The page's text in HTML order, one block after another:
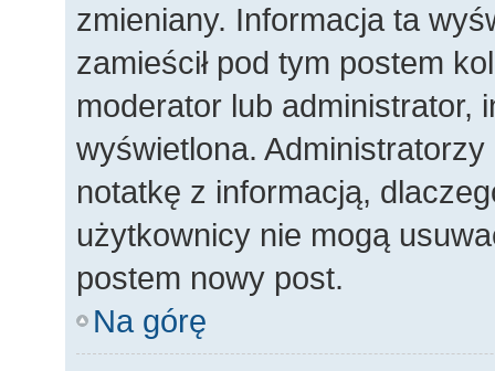
zmieniany. Informacja ta
zamieścił pod tym postem
moderator lub administrator,
wyświetlona.
notatkę z informacją,
użytkownicy nie mogą
postem nowy post.
Na górę